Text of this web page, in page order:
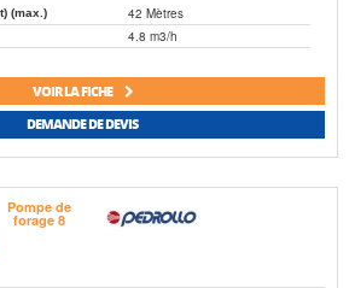
(max.) 42 Mètres
4.8 m3/h
VOIR LA FICHE
DEMANDE DE DEVIS